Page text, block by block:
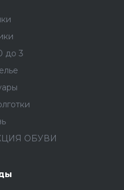
до 3
ОБУВИ